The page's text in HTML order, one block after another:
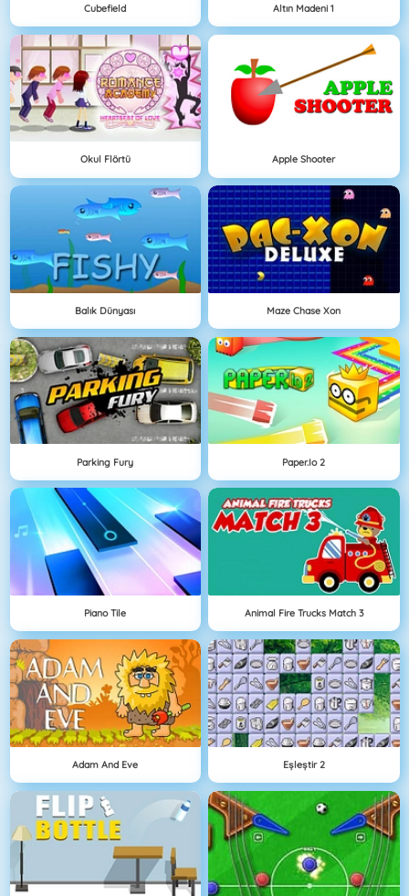
Cubefield Altın Madeni 1
Okul Flörtü Apple Shooter
Balık Dünyası Maze Chase Xon
Parking Fury Paper.io 2
Piano Tile Animal Fire Trucks Match 3
Adam And Eve Eşleştir 2